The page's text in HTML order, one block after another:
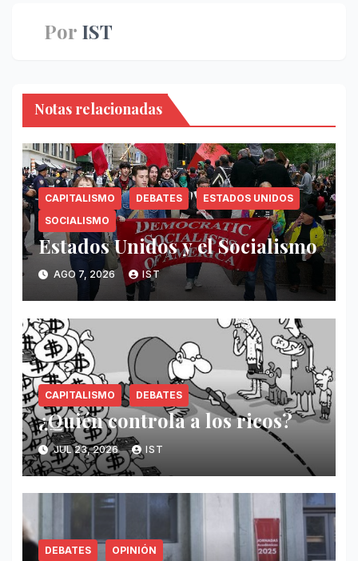
Por IST
Notas relacionadas
CAPITALISMO DEBATES
ESTADOS UNIDOS
SOCIALISMO
Estados Unidos y el Socialismo
AGO 7, 2026 IST
CAPITALISMO DEBATES
¿Quién controla a los ricos?
JUL 23, 2026 IST
DEBATES OPINIÓN